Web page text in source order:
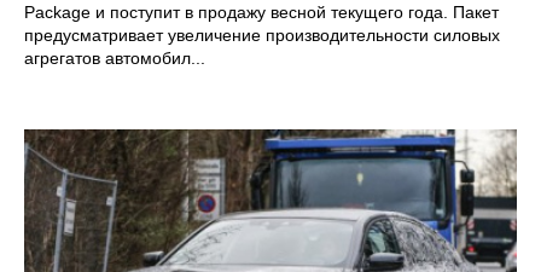
Package и поступит в продажу весной текущего года. Пакет
предусматривает увеличение производительности силовых
агрегатов автомобил...